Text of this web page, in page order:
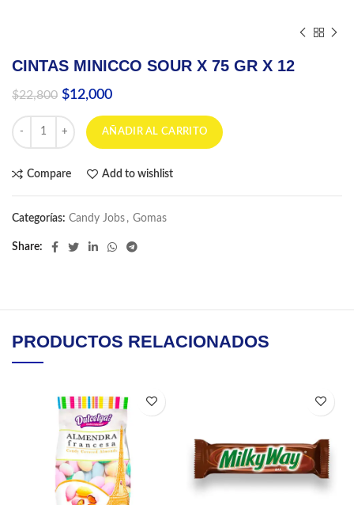
CINTAS MINICCO SOUR X 75 GR X 12
$22,800 El
original
era:
$12,000El
actual
CINTAS MINICCO SOUR X 75 GR X 12 cantidad
AÑADIR AL CARRITO
Compare Add to wishlist
Categorías: Candy Jobs , Gomas
Share
PRODUCTOS RELACIONADOS